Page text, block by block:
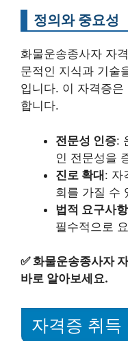
정의와 중요성
화물운송종사자 자
문적인 지식과 기술
입니다. 이 자격증
합니다.
전문성 인증:
인 전문성을
진로 확대: 자
회를 가질 수
법적 요구사항
필수적으로
✅화물운송종사자
바로 알아보세요.
자격증 취득